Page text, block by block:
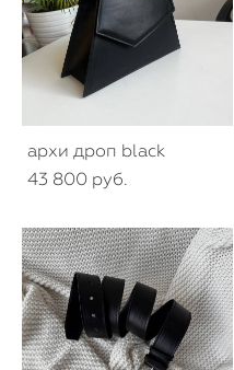
архи дроп black
43 800 pуб.